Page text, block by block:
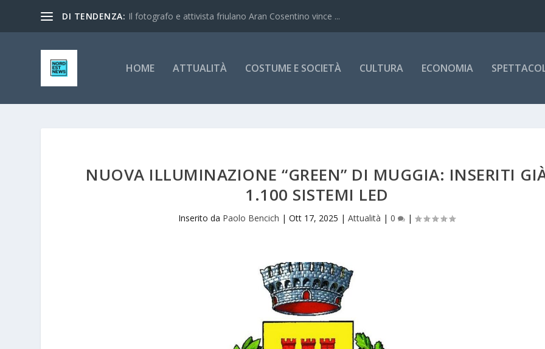
DI TENDENZA: Il fotografo e attivista friulano Aran Cosentino vince ...
HOME ATTUALITÀ COSTUME E SOCIETÀ CULTURA ECONOMIA
NUOVA ILLUMINAZIONE “GREEN” DI MUGGIA: INSERITI
1.100 SISTEMI LED
Inserito da Paolo Bencich |Ott 17, 2025 |Attualità |0 |